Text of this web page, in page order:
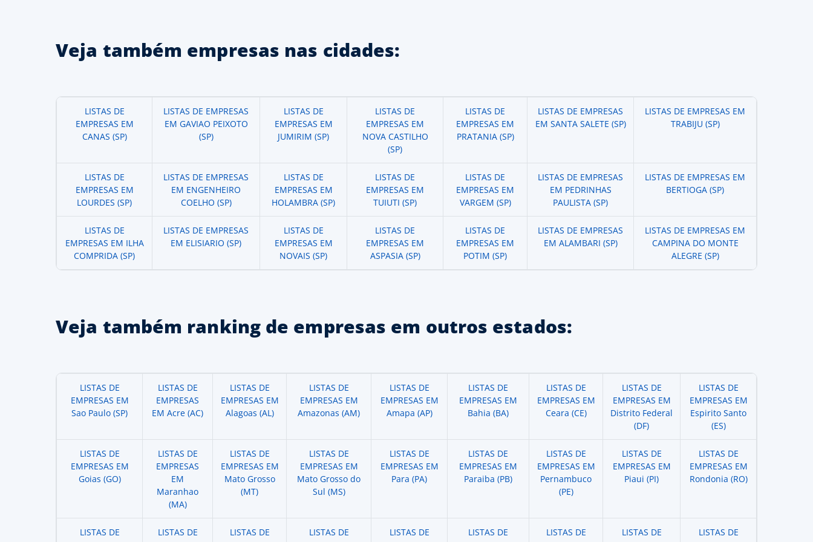
Veja também empresas nas cidades:
LISTAS DE
EMPRESAS EM
CANAS (SP)
LISTAS DE EMPRESAS
EM GAVIAO PEIXOTO
(SP)
LISTAS DE
EMPRESAS EM
JUMIRIM (SP)
LISTAS DE
EMPRESAS EM
NOVA CASTILHO
(SP)
LISTAS DE
EMPRESAS EM
PRATANIA (SP)
LISTAS DE EMPRESAS
EM SANTA SALETE (SP)
LISTAS DE EMPRESAS EM
TRABIJU (SP)
LISTAS DE
EMPRESAS EM
LOURDES (SP)
LISTAS DE EMPRESAS
EM ENGENHEIRO
COELHO (SP)
LISTAS DE
EMPRESAS EM
HOLAMBRA (SP)
LISTAS DE
EMPRESAS EM
TUIUTI (SP)
LISTAS DE
EMPRESAS EM
VARGEM (SP)
LISTAS DE EMPRESAS
EM PEDRINHAS
PAULISTA (SP)
LISTAS DE EMPRESAS EM
BERTIOGA (SP)
LISTAS DE
EMPRESAS EM ILHA
COMPRIDA (SP)
LISTAS DE EMPRESAS
EM ELISIARIO (SP)
LISTAS DE
EMPRESAS EM
NOVAIS (SP)
LISTAS DE
EMPRESAS EM
ASPASIA (SP)
LISTAS DE
EMPRESAS EM
POTIM (SP)
LISTAS DE EMPRESAS
EM ALAMBARI (SP)
LISTAS DE EMPRESAS EM
CAMPINA DO MONTE
ALEGRE (SP)
Veja também ranking de empresas em outros estados:
LISTAS DE
EMPRESAS EM
Sao Paulo (SP)
LISTAS DE
EMPRESAS
EM Acre (AC)
LISTAS DE
EMPRESAS EM
Alagoas (AL)
LISTAS DE
EMPRESAS EM
Amazonas (AM)
LISTAS DE
EMPRESAS EM
Amapa (AP)
LISTAS DE
EMPRESAS EM
Bahia (BA)
LISTAS DE
EMPRESAS EM
Ceara (CE)
LISTAS DE
EMPRESAS EM
Distrito Federal
(DF)
LISTAS DE
EMPRESAS EM
Espirito Santo
(ES)
LISTAS DE
EMPRESAS EM
Goias (GO)
LISTAS DE
EMPRESAS
EM
Maranhao
(MA)
LISTAS DE
EMPRESAS EM
Mato Grosso
(MT)
LISTAS DE
EMPRESAS EM
Mato Grosso do
Sul (MS)
LISTAS DE
EMPRESAS EM
Para (PA)
LISTAS DE
EMPRESAS EM
Paraiba (PB)
LISTAS DE
EMPRESAS EM
Pernambuco
(PE)
LISTAS DE
EMPRESAS EM
Piaui (PI)
LISTAS DE
EMPRESAS EM
Rondonia (RO)
LISTAS DE
LISTAS DE
LISTAS DE
LISTAS DE
LISTAS DE
LISTAS DE
LISTAS DE
LISTAS DE
LISTAS DE